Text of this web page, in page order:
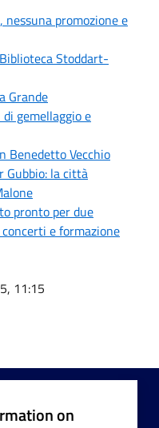
promozione e
Stoddart-
Grande
gemellaggio e
Benedetto Vecchio
Gubbio: la città
pronto per due
e formazione
11:15
on